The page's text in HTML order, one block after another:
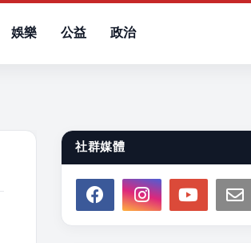
娛樂 公益 政治
社群媒體